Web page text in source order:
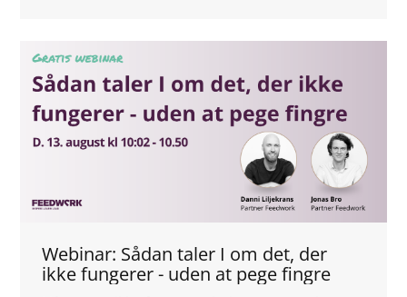
Webinar: Sådan taler I om det, der
ikke fungerer - uden at pege fingre